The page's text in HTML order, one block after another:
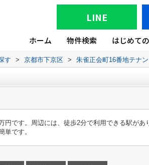
LINE
ホーム 物件検索 はじめて
す > 京都市下京区 > 朱雀正会町16番地テナ
円です。周辺には、徒歩2分で利用できる駅が
単です。